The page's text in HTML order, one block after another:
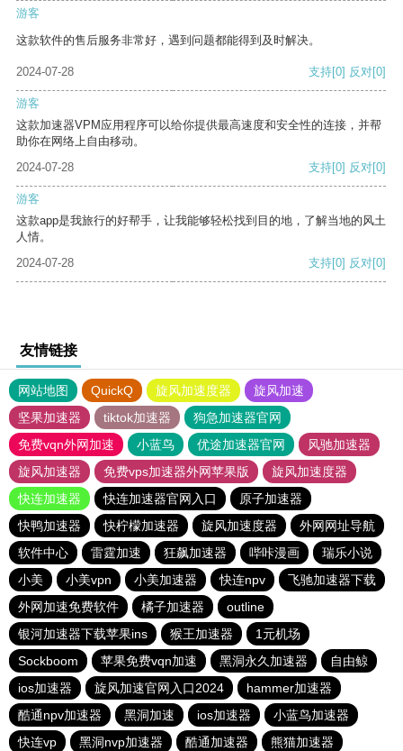
游客
这款软件的售后服务非常好，遇到问题都能得到及时解决。
2024-07-28 支持[0] 反对[0]
游客
这款加速器VPM应用程序可以给你提供最高速度和安全性的连接，并帮
助你在网络上自由移动。
2024-07-28
支持[0] 反对[0]
游客
这款app是我旅行的好帮手，让我能够轻松找到目的地，了解当地的风土
人情。
2024-07-28
支持[0] 反对[0]
友情链接
网站地图 QuickQ 旋风加速度器
旋风加速
坚果加速器
tiktok加速器
狗急加速器官网
免费vqn外网加速
小蓝鸟 优途加速器官网
风驰加速器
旋风加速器
免费vps加速器外网苹果版
旋风加速度器
快连加速器
快连加速器官网入口
原子加速器
快鸭加速器
快柠檬加速器 旋风加速度器
外网网址导航
软件中心
雷霆加速 狂飙加速器 哔咔漫画
瑞乐小说
小美
小美vpn 小美加速器 快连npv
飞驰加速器下载
外网加速免费软件
橘子加速器
outline
银河加速器下载苹果ins
猴王加速器
1元机场
Sockboom
苹果免费vqn加速 黑洞永久加速器
自由鲸
ios加速器
旋风加速官网入口2024
hammer加速器
酷通npv加速器
黑洞加速 ios加速器
小蓝鸟加速器
快连vp
黑洞nvp加速器 酷通加速器 熊猫加速器